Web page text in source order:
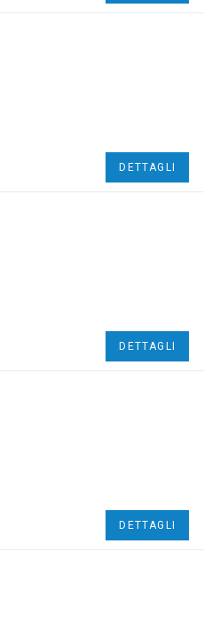
DETTAGLI
DETTAGLI
DETTAGLI